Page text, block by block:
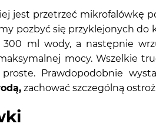
jest przetrzeć mikrofalówkę
pozbyć się przyklejonych do
ml wody, a następnie
mocy. Wszelkie
Prawdopodobnie
zachować szczególną